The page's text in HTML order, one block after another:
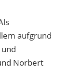
aufgrund
Norbert